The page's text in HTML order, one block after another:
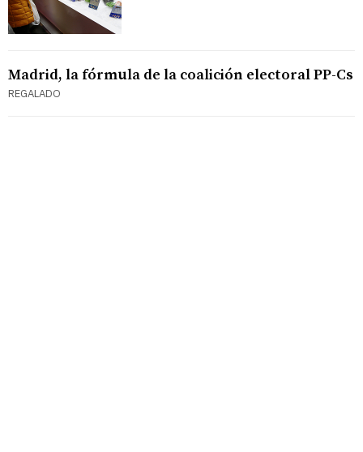
Madrid, la fórmula de la coalición electoral PP-Cs
REGALADO